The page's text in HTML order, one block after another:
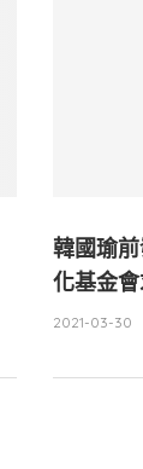
韓國瑜
化基金
2021-03-30